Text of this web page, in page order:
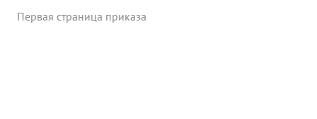
Первая страница приказа